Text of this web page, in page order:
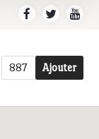
887 Ajouter